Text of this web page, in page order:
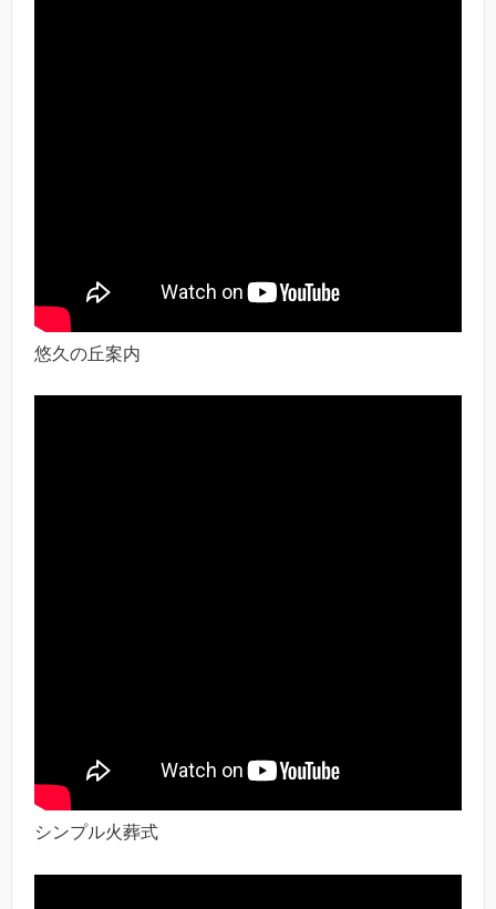
悠久の丘案内
シンプル火葬式